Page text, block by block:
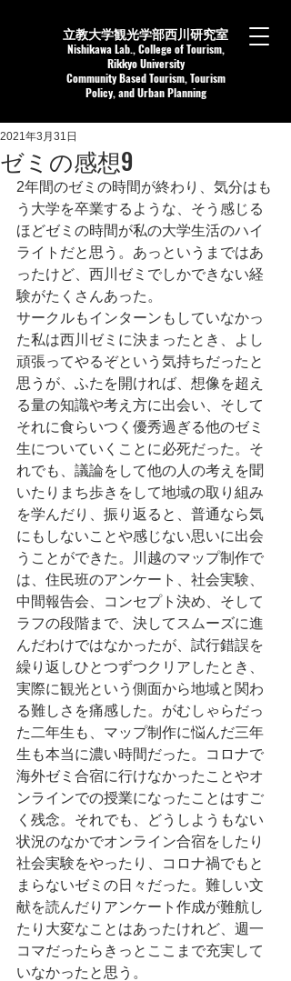
立教大学観光学部西川研究室
Nishikawa Lab.,College of Tourism,
Rikkyo University
Community Based Tourism, Tourism
Policy, and Urban Planning
ゼミの感想9
2021年3月31日
2年間のゼミの時間が終わり、気分はも
う大学を卒業するような、そう感じる
ほどゼミの時間が私の大学生活のハイ
ライトだと思う。あっというまではあ
ったけど、西川ゼミでしかできない経
験がたくさんあった。
サークルもインターンもしていなかっ
た私は西川ゼミに決まったとき、よし
頑張ってやるぞという気持ちだったと
思うが、ふたを開ければ、想像を超え
る量の知識や考え方に出会い、そして
それに食らいつく優秀過ぎる他のゼミ
生についていくことに必死だった。そ
れでも、議論をして他の人の考えを聞
いたりまち歩きをして地域の取り組み
を学んだり、振り返ると、普通なら気
にもしないことや感じない思いに出会
うことができた。川越のマップ制作で
は、住民班のアンケート、社会実験、
中間報告会、コンセプト決め、そして
ラフの段階まで、決してスムーズに進
んだわけではなかったが、試行錯誤を
繰り返しひとつずつクリアしたとき、
実際に観光という側面から地域と関わ
る難しさを痛感した。がむしゃらだっ
た二年生も、マップ制作に悩んだ三年
生も本当に濃い時間だった。コロナで
海外ゼミ合宿に行けなかったことやオ
ンラインでの授業になったことはすご
く残念。それでも、どうしようもない
状況のなかでオンライン合宿をしたり
社会実験をやったり、コロナ禍でもと
まらないゼミの日々だった。難しい文
献を読んだりアンケート作成が難航し
たり大変なことはあったけれど、週一
コマだったらきっとここまで充実して
いなかったと思う。